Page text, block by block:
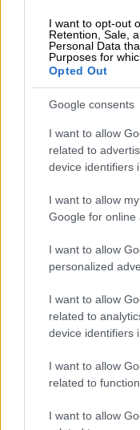
I want to opt-out
Retention, Sale,
Personal Data
Purposes for
Opted Out
Google consents
I want to allow
related to
device identifiers
I want to allow
Google for online
I want to allow
personalized
I want to allow
related to
device identifiers
I want to allow
related to
I want to allow
Παράλληλα
και ο Τζρου
ριμπάουντ και
αυτός το triple
ΟΛΕΣ ΟΙ
Κόλαφος η
Συνεδρίου
στο ΕΣΥ - Τα
γνωρίζουν
νοσηλείες
Εκλογές
φαίνεται
στέλνουν